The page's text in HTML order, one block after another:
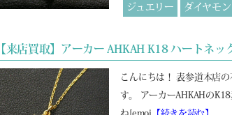
ジュエリー ダイヤモ
【来店買取】アーカー AHKAH K18 ハートネッ
こんにちは！ 表参道本店
す。 アーカーAHKAHの